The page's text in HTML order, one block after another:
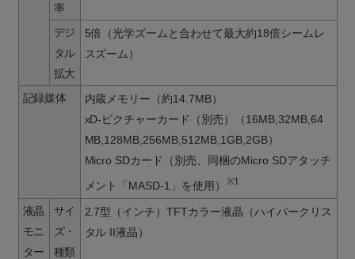
率
デジ
タル
拡大
5倍（光学ズームと合わせて最大約18倍シームレ
スズーム）
記録媒体
内蔵メモリー（約14.7MB）
xD-ピクチャーカード（別売）（16MB,32MB,64
MB,128MB,256MB,512MB,1GB,2GB）
Micro SDカード（別売、同梱のMicro SDアタッチ
メント「MASD-1」を使用） ※1
液晶
モニ
ター
サイ
ズ・
種類
2.7型（インチ）TFTカラー液晶（ハイパークリス
タル II液晶）